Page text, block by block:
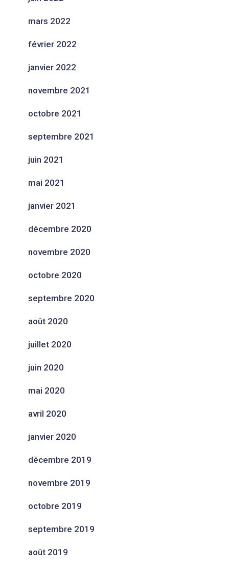
mars 2022
février 2022
janvier 2022
novembre 2021
octobre 2021
septembre 2021
juin 2021
mai 2021
janvier 2021
décembre 2020
novembre 2020
octobre 2020
septembre 2020
août 2020
juillet 2020
juin 2020
mai 2020
avril 2020
janvier 2020
décembre 2019
novembre 2019
octobre 2019
septembre 2019
août 2019